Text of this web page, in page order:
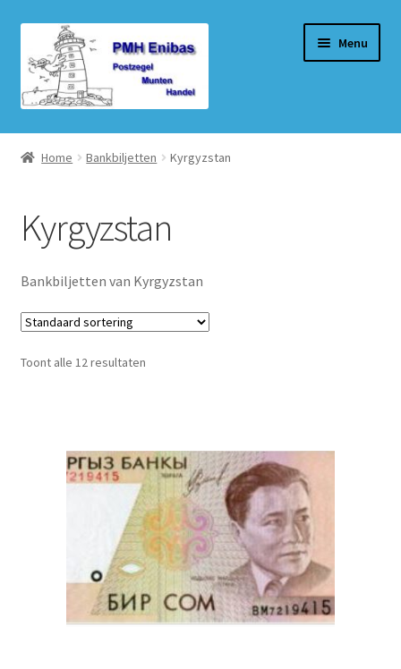
door
naar
navigatie
naar
de
inhoud
Menu
Home
Winkel
Winkelmand
Afrekenen
Mijn account
Privacybeleid PMH Enibas
Home Bankbiljetten Kyrgyzstan
Kyrgyzstan
Bankbiljetten van Kyrgyzstan
Toont alle 12 resultaten